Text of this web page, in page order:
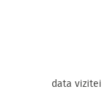
data vizitei